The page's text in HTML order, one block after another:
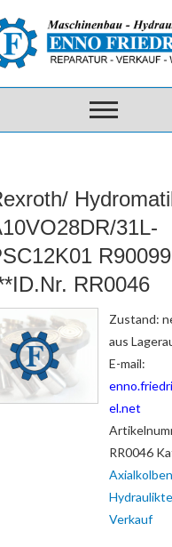
31L-
RR0046
Zustand:
aus
E-mail:
el.net
RR0046
Verkauf